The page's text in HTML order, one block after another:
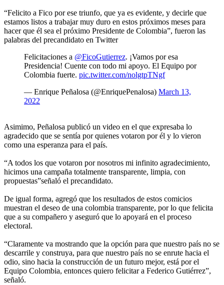
“Felicito a Fico por ese triunfo, que ya es evidente, y decirle que
estamos listos a trabajar muy duro en estos próximos meses para
hacer que él sea el próximo Presidente de Colombia”, fueron las
palabras del precandidato en Twitter
Felicitaciones a @FicoGutierrez. ¡Vamos por esa
Presidencia! Cuente con todo mi apoyo. El Equipo por
Colombia fuerte. pic.twitter.com/nolgtpTNgf
— Enrique Peñalosa (@EnriquePenalosa) March 13,
2022
Asimimo, Peñalosa publicó un video en el que expresaba lo
agradecido que se sentía por quienes votaron por él y lo vieron
como una esperanza para el país.
“A todos los que votaron por nosotros mi infinito agradecimiento,
hicimos una campaña totalmente transparente, limpia, con
propuestas”señaló el precandidato.
De igual forma, agregó que los resultados de estos comicios
muestran el deseo de una colombia transparente, por lo que felicita
que a su compañero y aseguró que lo apoyará en el proceso
electoral.
“Claramente va mostrando que la opción para que nuestro país no se
descarrile y construya, para que nuestro país no se enrute hacia el
odio, sino hacia la construcción de un futuro mejor, está por el
Equipo Colombia, entonces quiero felicitar a Federico Gutiérrez”,
señaló.